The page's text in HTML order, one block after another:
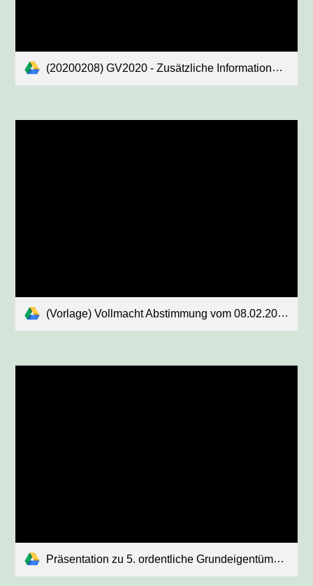
(20200208) GV2020 - Zusätzliche Informationen und Erläuterungen - Gesamtdokument (definitiv).pdf
(Vorlage) Vollmacht Abstimmung vom 08.02.2020.pdf
Präsentation zu 5. ordentliche Grundeigentümerversammlung vom 08.02.2020.pdf